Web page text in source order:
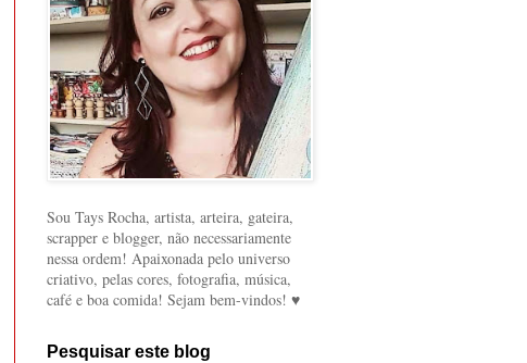
Sou Tays Rocha, artista, arteira, gateira,
scrapper e blogger, não necessariamente
nessa ordem! Apaixonada pelo universo
criativo, pelas cores, fotografia, música,
café e boa comida! Sejam bem-vindos! ♥
Pesquisar este blog